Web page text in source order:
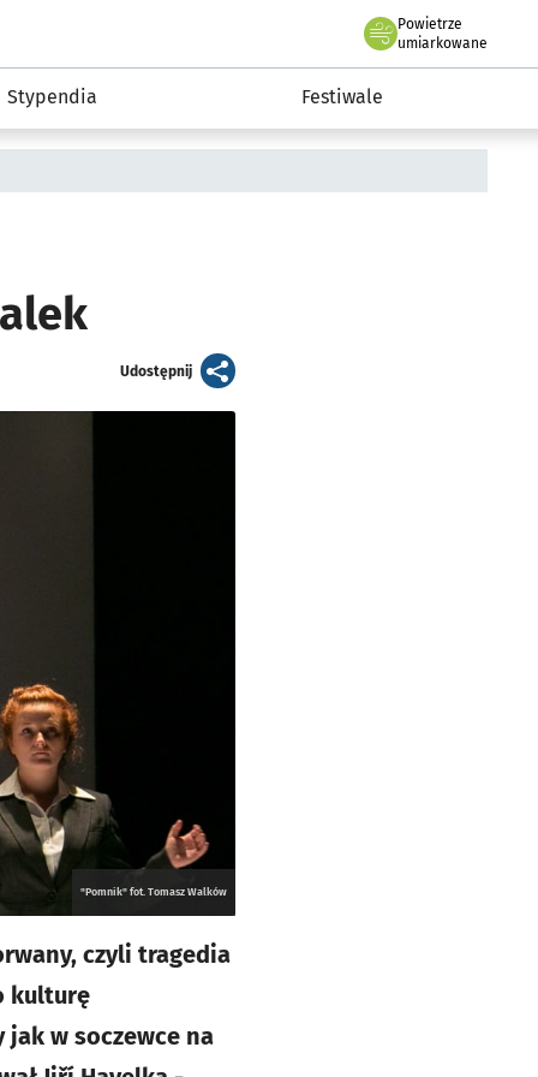
Powietrze
we Wrocławiu
umiarkowane
Stypendia Festiwale
Udostępnijartykuł
"Pomnik" fot. Tomasz Walków
czyli tragedia
kulturę
jak w soczewce na